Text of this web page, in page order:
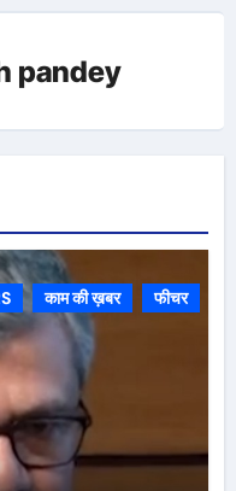
pandey
काम की ख़बर फीचर